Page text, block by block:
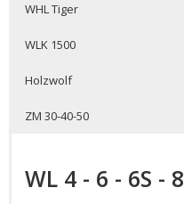
WHL Tiger
WLK 1500
Holzwolf
ZM 30-40-50
WL 4 - 6 - 6S - 8